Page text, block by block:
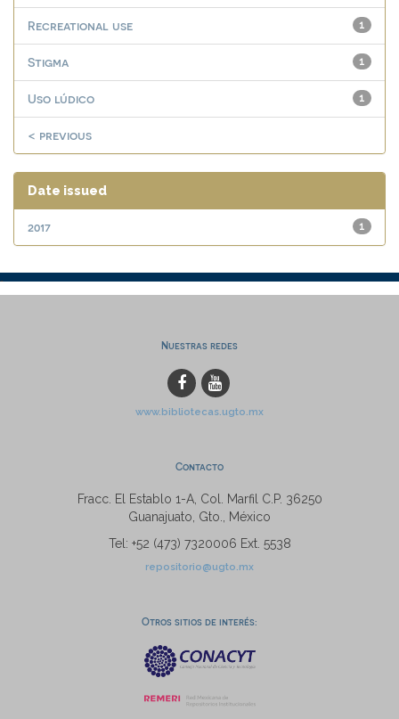
1
Recreational use
1
Stigma
1
Uso lúdico
< previous
Date issued
1
2017
Nuestras redes
www.bibliotecas.ugto.mx
Contacto
Fracc. El Establo 1-A, Col. Marfil C.P. 36250
Guanajuato, Gto., México
Tel: +52 (473) 7320006 Ext. 5538
repositorio@ugto.mx
Otros sitios de interés: